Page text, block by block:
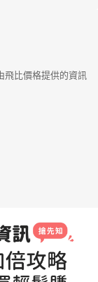
飛比價格提供的資訊